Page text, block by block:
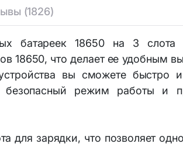
гигиена и уход
(1826)
батареек 18650 на 3
18650, что делает ее удобным
вы сможете быстро
безопасный режим работы и
для зарядки, что позволяет